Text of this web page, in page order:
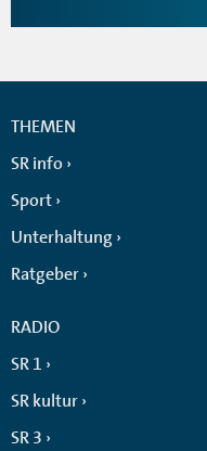
THEMEN
SR info
Sport
Unterhaltung
Ratgeber
RADIO
SR 1
SR kultur
SR 3